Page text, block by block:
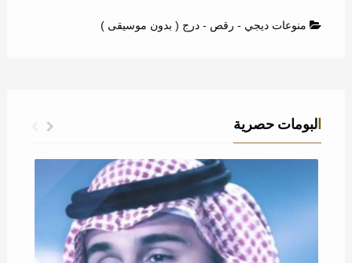
منوعات ديجي - رقص - درج ( بدون موسيقى )
البومات حصرية